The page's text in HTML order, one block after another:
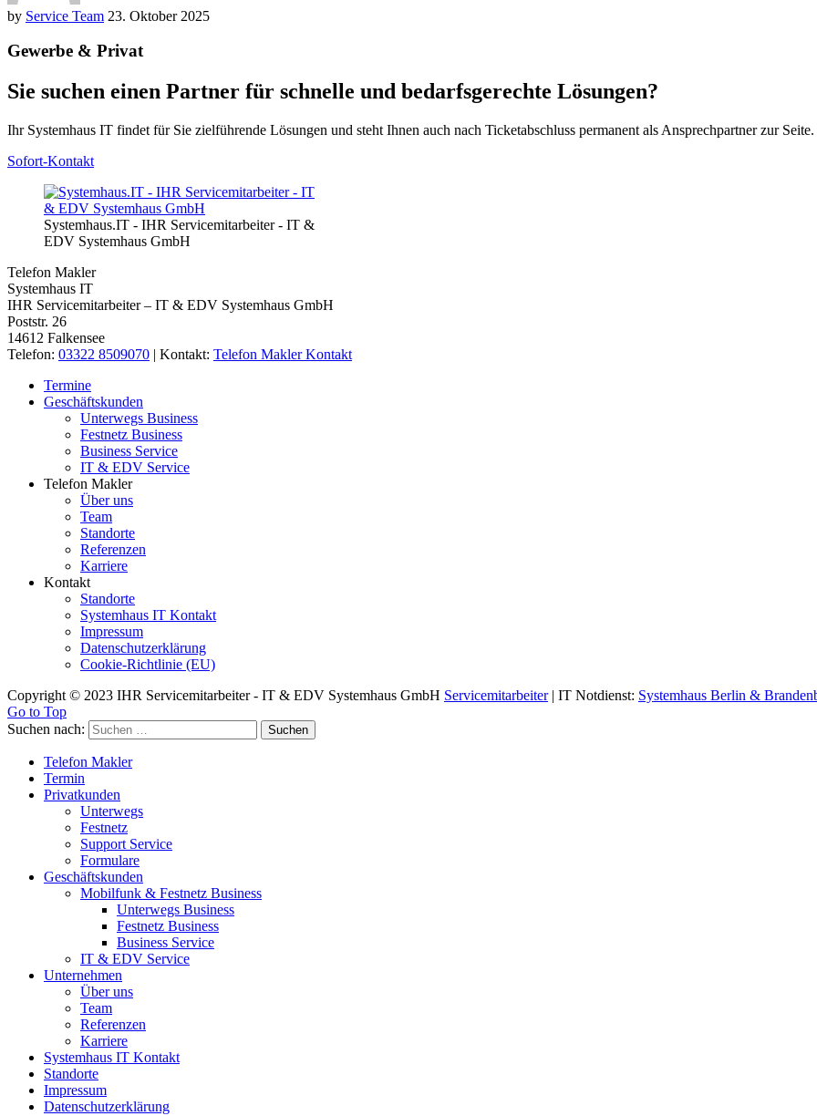
by Service Team 23. Oktober 2025
Gewerbe & Privat
Sie suchen einen Partner für schnelle und bedarfsgerechte Lösungen?
Ihr Systemhaus IT findet für Sie zielführende Lösungen und steht Ihnen auch nach Ticketabschluss permanent als Ansprechpartner zur Seite.
Sofort-Kontakt
Systemhaus.IT - IHR Servicemitarbeiter - IT &
EDV Systemhaus GmbH
Telefon Makler
Systemhaus IT
IHR Servicemitarbeiter – IT & EDV Systemhaus GmbH
Poststr. 26
14612 Falkensee
Telefon: 03322 8509070 | Kontakt: Telefon Makler Kontakt
Termine
Geschäftskunden
Unterwegs Business
Festnetz Business
Business Service
IT & EDV Service
Telefon Makler
Über uns
Team
Standorte
Referenzen
Karriere
Kontakt
Standorte
Systemhaus IT Kontakt
Impressum
Datenschutzerklärung
Cookie-Richtlinie (EU)
Copyright © 2023 IHR Servicemitarbeiter - IT & EDV Systemhaus GmbH Servicemitarbeiter| IT Notdienst: Systemhaus Berlin &
Go to Top
Suchen nach:
Telefon Makler
Termin
Privatkunden
Unterwegs
Festnetz
Support Service
Formulare
Geschäftskunden
Mobilfunk & Festnetz Business
Unterwegs Business
Festnetz Business
Business Service
IT & EDV Service
Unternehmen
Über uns
Team
Referenzen
Karriere
Systemhaus IT Kontakt
Standorte
Impressum
Datenschutzerklärung